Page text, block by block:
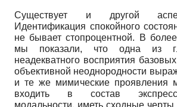
Существует и другой
Идентификация спокойного
не бывает стопроцентной. В
мы показали, что одна из
неадекватного восприятия
объективной неоднородности
и те же мимические проявления
входить в состав
модальности, иметь сходные черты